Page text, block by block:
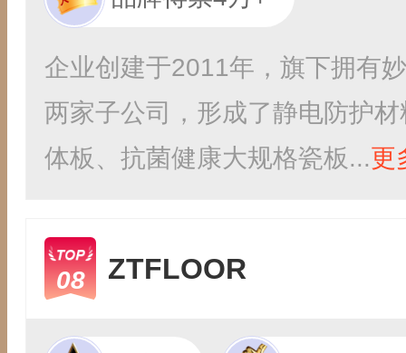
企业创建于2011年，旗下拥有
两家子公司，形成了静电防护
体板、抗菌健康大规格瓷板...更
08 ZTFLOOR